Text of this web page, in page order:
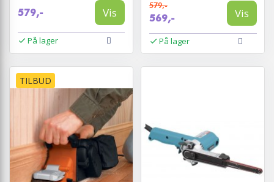
579,- Vis
På lager
579,-
569,- Vis
På lager
TILBUD